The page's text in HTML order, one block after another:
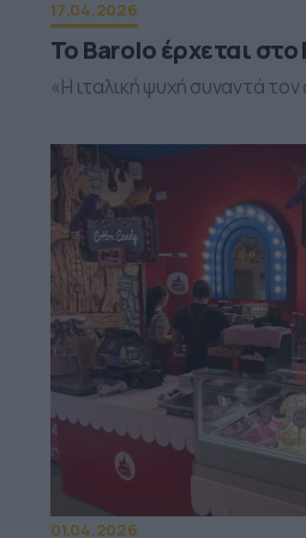
17.04.2026
Το Barolo έρχεται στο
«Η ιταλική ψυχή συναντά τον
01.04.2026